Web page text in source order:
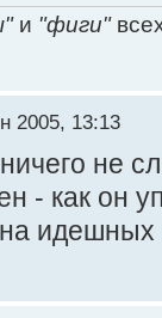
и "фиги"
2005, 13:13
не
- как он